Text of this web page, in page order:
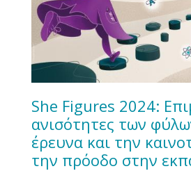
She Figures 2024:
ανισότητες των
έρευνα και την
την πρόοδο στην